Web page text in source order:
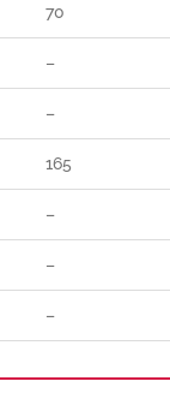
70
–
–
165
–
–
–